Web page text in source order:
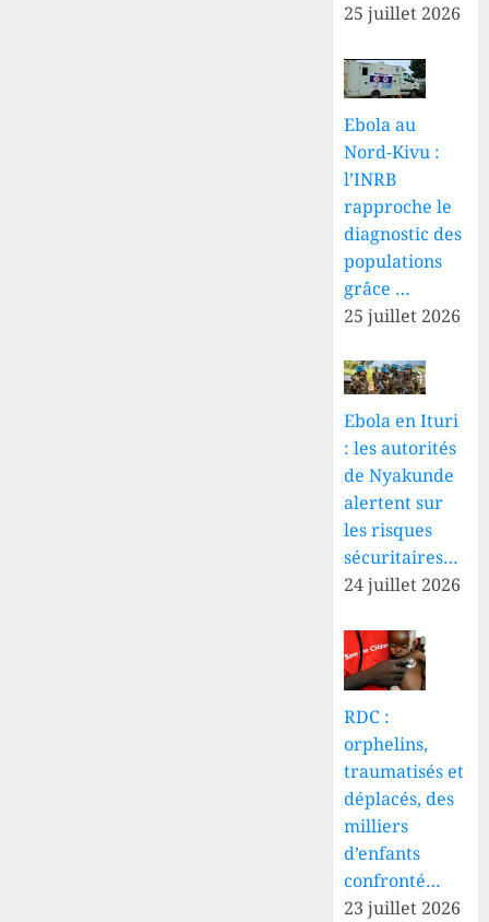
25 juillet 2026
Ebola au
Nord-Kivu :
l’INRB
rapproche le
diagnostic des
populations
grâce …
25 juillet 2026
Ebola en Ituri
: les autorités
de Nyakunde
alertent sur
les risques
sécuritaires…
24 juillet 2026
RDC :
orphelins,
traumatisés et
déplacés, des
milliers
d’enfants
confronté…
23 juillet 2026